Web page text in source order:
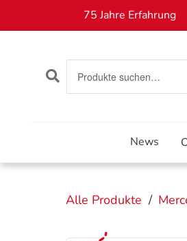
75 Jahre Erfahrung
Skip
Skip
nach:
News
Alle Produkte /